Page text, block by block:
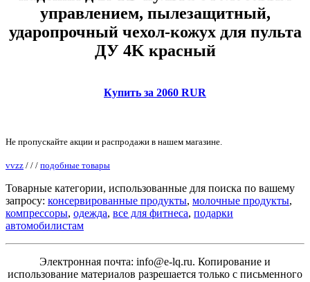
управлением, пылезащитный,
ударопрочный чехол-кожух для пульта
ДУ 4K красный
Купить за 2060 RUR
Не пропускайте акции и распродажи в нашем магазине.
vvzz / / / подобные товары
Товарные категории, использованные для поиска по вашему
запросу: консервированные продукты, молочные продукты,
компрессоры, одежда, все для фитнеса, подарки
автомобилистам
Электронная почта: info@e-lq.ru. Копирование и
использование материалов разрешается только с письменного